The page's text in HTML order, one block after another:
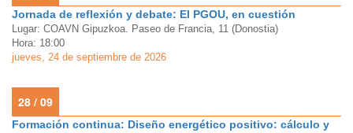
Jornada de reflexión y debate: El PGOU, en cuestión
Lugar: COAVN Gipuzkoa. Paseo de Francia, 11 (Donostia)
Hora: 18:00
jueves, 24 de septiembre de 2026
28 / 09
Formación continua: Diseño energético positivo: cálculo y